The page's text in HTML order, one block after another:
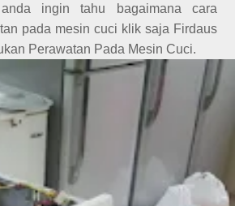
ingin tahu bagaimana cara
pada mesin cuci klik saja Firdaus
Perawatan Pada Mesin Cuci.